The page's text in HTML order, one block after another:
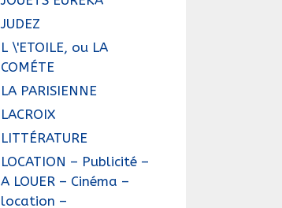
JUDEZ
L \'ETOILE, ou LA
COMÉTE
LA PARISIENNE
LACROIX
LITTÉRATURE
LOCATION – Publicité –
A LOUER – Cinéma –
location –